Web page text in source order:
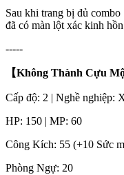
Sau khi trang bị đủ
đã có màn lột xác kinh
-----
【Không Thành Cựu
Cấp độ: 2 | Nghề nghiệp:
HP: 150 | MP: 60
Công Kích: 55 (+10 Sức
Phòng Ngự: 20